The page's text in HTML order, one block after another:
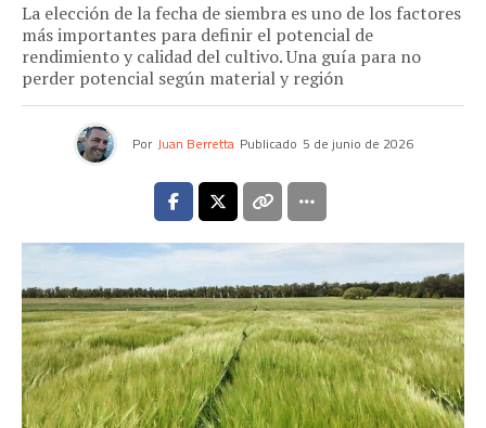
La elección de la fecha de siembra es uno de los factores
más importantes para definir el potencial de
rendimiento y calidad del cultivo. Una guía para no
perder potencial según material y región
Por Juan Berretta Publicado 5 de junio de 2026